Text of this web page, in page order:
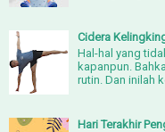
Cidera
Hal-hal yang
kapanpun.
rutin. Dan inilah
Hari Terakhir